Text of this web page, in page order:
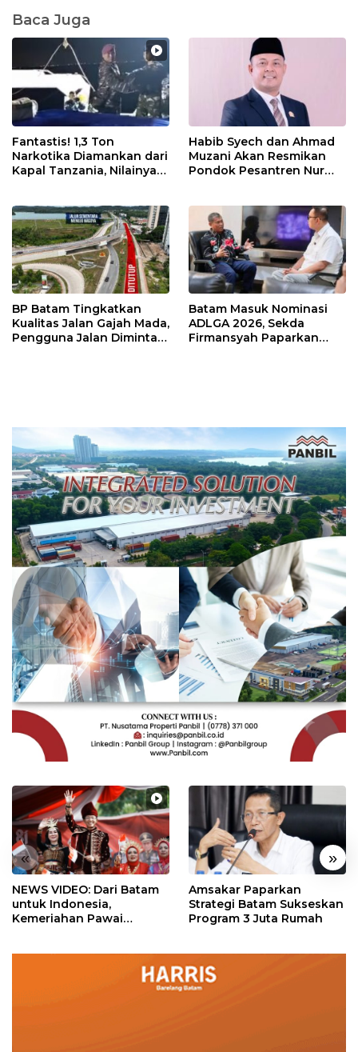
Baca Juga
Fantastis! 1,3 Ton
Narkotika Diamankan dari
Kapal Tanzania, Nilainya
Habib Syech dan Ahmad
Muzani Akan Resmikan
Pondok Pesantren Nur
BP Batam Tingkatkan
Kualitas Jalan Gajah Mada,
Pengguna Jalan Diminta
Batam Masuk Nominasi
ADLGA 2026, Sekda
Firmansyah Paparkan
« »
NEWS VIDEO: Dari Batam
untuk Indonesia,
Kemeriahan Pawai
Amsakar Paparkan
Strategi Batam Sukseskan
Program 3 Juta Rumah